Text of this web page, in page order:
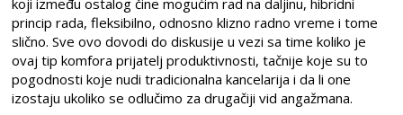
princip rada, fleksibilno, odnosno klizno radno vreme i tome
slično. Sve ovo dovodi do diskusije u vezi sa time koliko je
ovaj tip komfora prijatelj produktivnosti, tačnije koje su to
pogodnosti koje nudi tradicionalna kancelarija i da li one
izostaju ukoliko se odlučimo za drugačiji vid angažmana.